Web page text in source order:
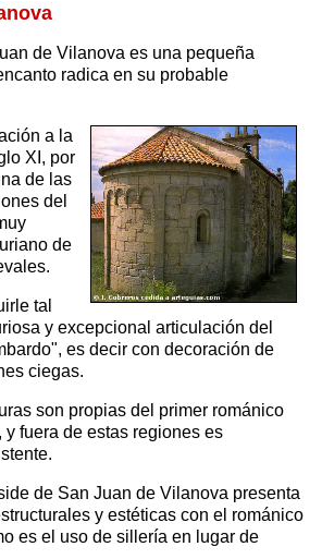
de Vilanova es una pequeña
radica en su probable
a la
XI, por
de las
del
de
tal
y excepcional articulación del
es decir con decoración de
ciegas.
son propias del primer románico
fuera de estas regiones es
de San Juan de Vilanova presenta
y estéticas con el románico
es el uso de sillería en lugar de